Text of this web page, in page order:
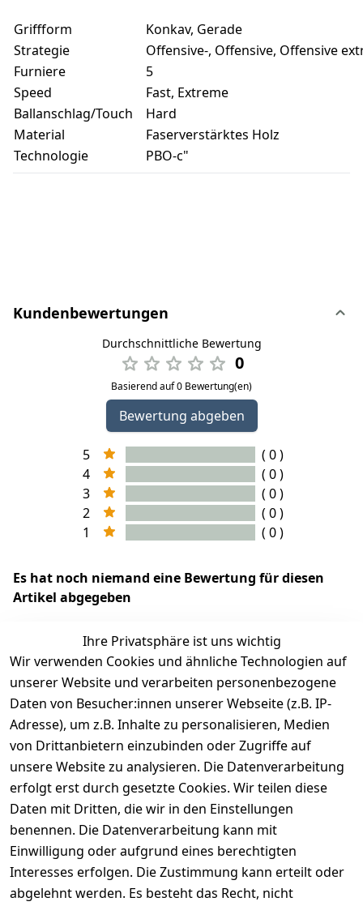
Griffform
Konkav, Gerade
Strategie
Offensive-, Offensive, Offensive
Furniere
5
Speed
Fast, Extreme
Ballanschlag/Touch
Hard
Material
Faserverstärktes Holz
Technologie
PBO-c"
Kundenbewertungen
Durchschnittliche Bewertung
0
Basierend auf 0 Bewertung(en)
Bewertung abgeben
5
( 0 )
4
( 0 )
3
( 0 )
2
( 0 )
1
( 0 )
Es hat noch niemand eine Bewertung für diesen
Artikel abgegeben
EU-Verantwortliche Person - klicken Sie für Details
Ihre Privatsphäre ist uns wichtig
Wir verwenden Cookies und ähnliche Technologien auf
unserer Website und verarbeiten personenbezogene
Daten von Besucher:innen unserer Webseite (z.B. IP-
Adresse), um z.B. Inhalte zu personalisieren, Medien
von Drittanbietern einzubinden oder Zugriffe auf
unsere Website zu analysieren. Die Datenverarbeitung
erfolgt erst durch gesetzte Cookies. Wir teilen diese
Daten mit Dritten, die wir in den Einstellungen
benennen. Die Datenverarbeitung kann mit
Einwilligung oder aufgrund eines berechtigten
Interesses erfolgen. Die Zustimmung kann erteilt oder
abgelehnt werden. Es besteht das Recht, nicht
Rechtliches
AGB
Services
Kontakt
Zahlungsm
öglichkeite
Versanddie
nstleister